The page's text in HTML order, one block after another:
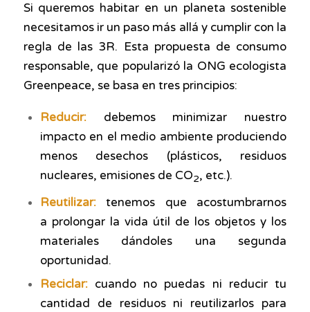
Si queremos habitar en un planeta sostenible
necesitamos ir un paso más allá y cumplir con la
regla de las 3R. Esta propuesta de consumo
responsable, que popularizó la ONG ecologista
Greenpeace, se basa en tres principios:
Reducir:debemos minimizar nuestro
impacto en el medio ambiente produciendo
menos desechos (plásticos, residuos
nucleares, emisiones de CO2, etc.).
Reutilizar:tenemos que acostumbrarnos
a prolongar la vida útil de los objetos y los
materiales dándoles una segunda
oportunidad.
Reciclar:cuando no puedas ni reducir tu
cantidad de residuos ni reutilizarlos para